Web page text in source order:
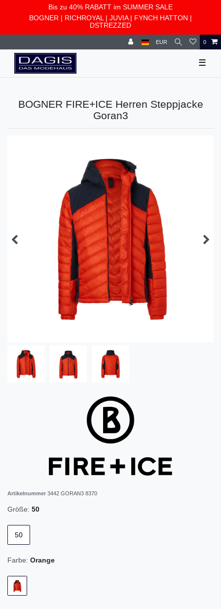
Bis zu 40% RABATT im SUMMER SALE
BOGNER | RICHROYAL | JUVIA| FYNCH HATTON |
DSTREZZED
EUR 0
☰
BOGNER FIRE+ICE Herren Steppjacke
Goran3
Artikelnummer 3442 GORAN3 8370
Größe: 50
50
Farbe: Orange